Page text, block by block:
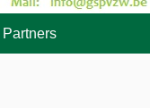
Partners